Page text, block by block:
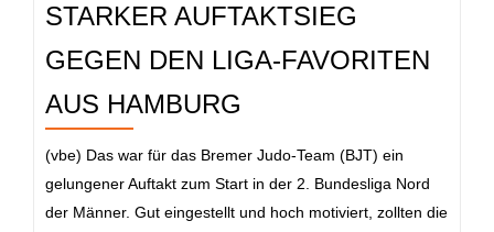
STARKER AUFTAKTSIEG
GEGEN DEN LIGA-FAVORITEN
AUS HAMBURG
(vbe) Das war für das Bremer Judo-Team (BJT) ein
gelungener Auftakt zum Start in der 2. Bundesliga Nord
der Männer. Gut eingestellt und hoch motiviert, zollten die